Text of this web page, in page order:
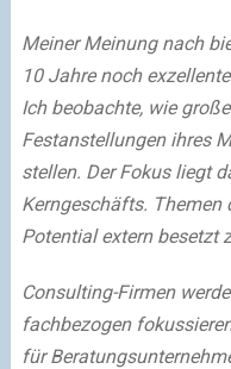
Meiner Meinung nach
10 Jahre noch
Ich beobachte, wie
Festanstellungen ihres
stellen. Der Fokus liegt
Kerngeschäfts. Themen
Potential extern besetzt
Consulting-Firmen
fachbezogen
für